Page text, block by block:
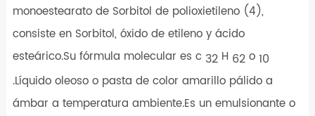
monoestearato de Sorbitol de polioxietileno (4),
consiste en Sorbitol, óxido de etileno y ácido
esteárico.Su fórmula molecular es c 32 H 62 o 10
.Líquido oleoso o pasta de color amarillo pálido a
ámbar a temperatura ambiente.Es un emulsionante o